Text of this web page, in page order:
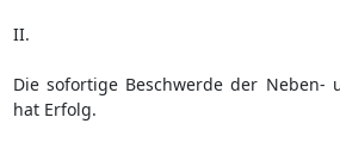
II.
Die sofortige Beschwerde der Neben-
hat Erfolg.